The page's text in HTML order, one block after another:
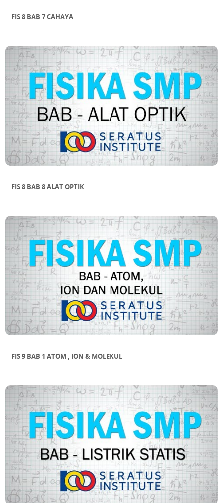
FIS 8 BAB 7 CAHAYA
FIS 8 BAB 8 ALAT OPTIK
FIS 9 BAB 1 ATOM , ION & MOLEKUL